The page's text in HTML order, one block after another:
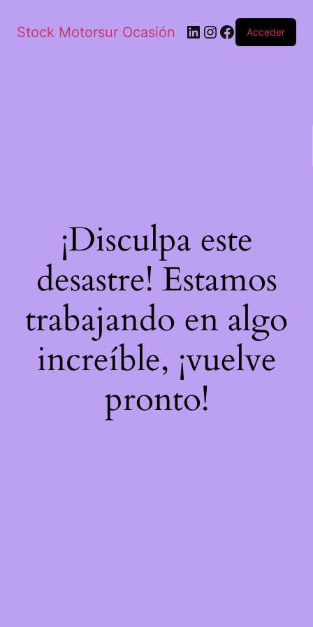
Stock Motorsur Ocasión Acceder
¡Disculpa este
desastre! Estamos
trabajando en algo
increíble, ¡vuelve
pronto!